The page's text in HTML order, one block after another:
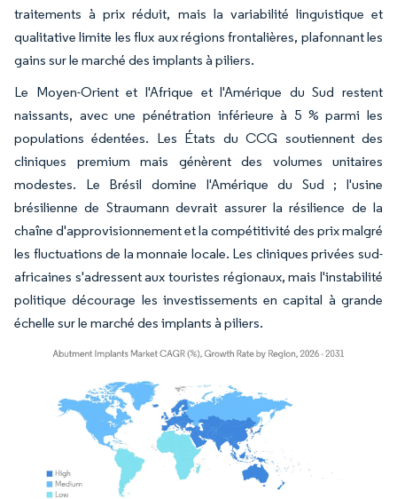
traitements à prix réduit, mais la variabilité linguistique et
qualitative limite les flux aux régions frontalières, plafonnant les
gains sur le marché des implants à piliers.
Le Moyen-Orient et l'Afrique et l'Amérique du Sud restent
naissants, avec une pénétration inférieure à 5 % parmi les
populations édentées. Les États du CCG soutiennent des
cliniques premium mais génèrent des volumes unitaires
modestes. Le Brésil domine l'Amérique du Sud ; l'usine
brésilienne de Straumann devrait assurer la résilience de la
chaîne d'approvisionnement et la compétitivité des prix malgré
les fluctuations de la monnaie locale. Les cliniques privées sud-
africaines s'adressent aux touristes régionaux, mais l'instabilité
politique décourage les investissements en capital à grande
échelle sur le marché des implants à piliers.